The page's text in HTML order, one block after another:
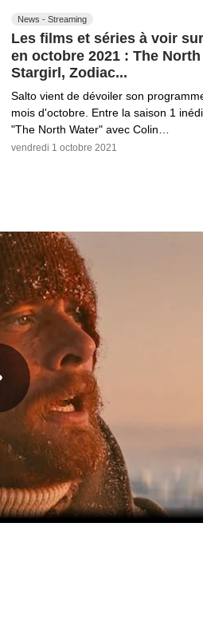
News - Streaming
Les films et séries à voir
en octobre 2021 : The North
Stargirl, Zodiac...
Salto vient de dévoiler son
mois d'octobre. Entre la saison 1
"The North Water" avec Colin…
vendredi 1 octobre 2021